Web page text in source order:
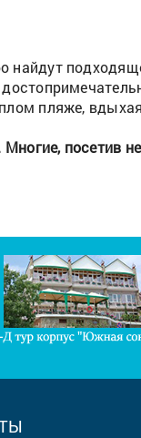
найдут
пляже,
посетив